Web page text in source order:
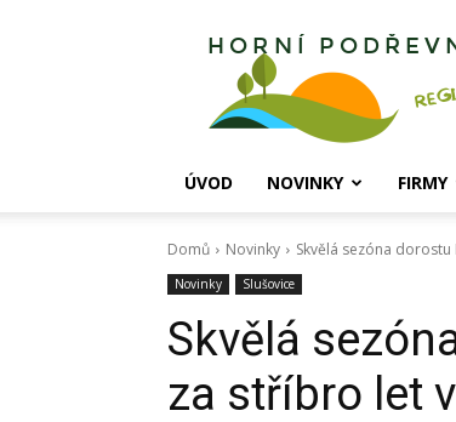
Horní
ÚVOD NOVINKY FIRMY
Domů Novinky Skvělá sezóna
Novinky Slušovice
Skvělá
za stříbro let